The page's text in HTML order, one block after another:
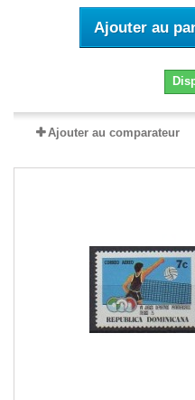
Ajouter au
Ajouter au comparateur